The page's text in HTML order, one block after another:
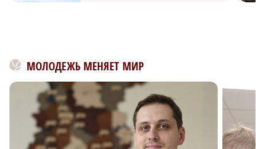
МОЛОДЕЖЬ МЕНЯЕТ МИР